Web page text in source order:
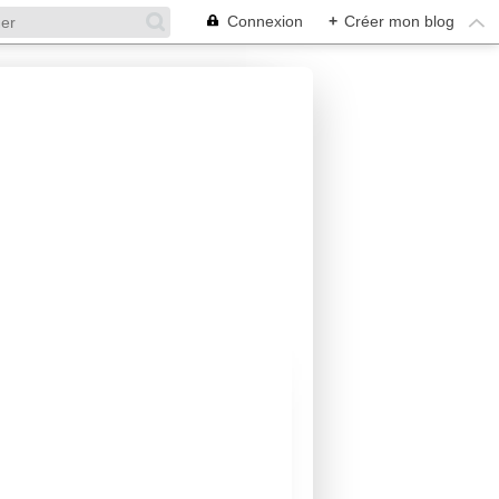
Connexion + Créer mon blog